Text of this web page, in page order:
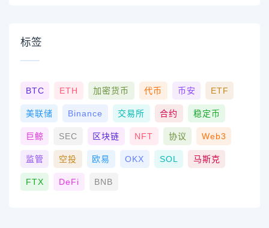
标签
BTC ETH 加密货币 代币 币安 ETF
美联储 Binance 交易所 合约 稳定币
巨鲸 SEC 区块链 NFT 协议 Web3
监管 空投 欧易 OKX SOL 马斯克
FTX DeFi BNB